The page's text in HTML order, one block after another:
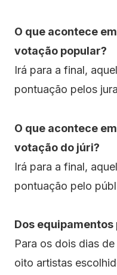
O que acontece
votação popular?
Irá para a final,
pontuação pelos
O que acontece
votação do júri?
Irá para a final,
pontuação pelo
Dos
Para os dois dias
oito artistas